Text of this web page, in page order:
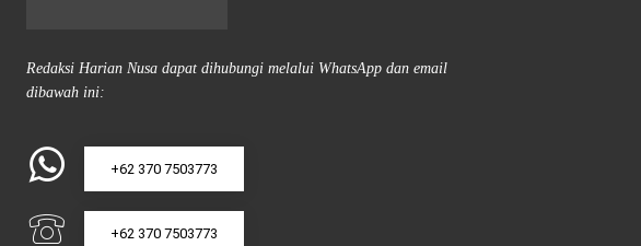
Redaksi Harian Nusa dapat dihubungi melalui WhatsApp dan email
dibawah ini:
+62 370 7503773
+62 370 7503773